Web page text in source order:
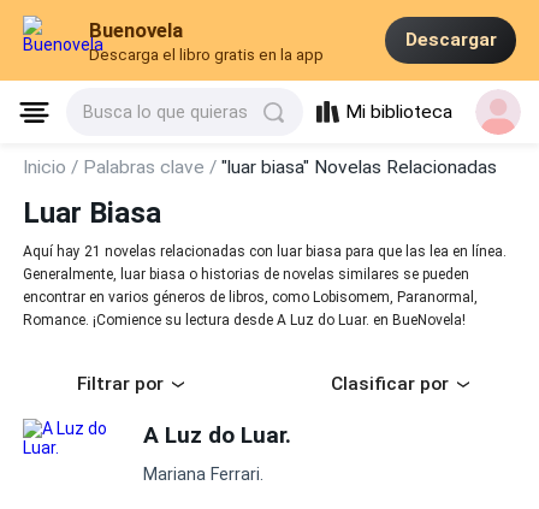
Buenovela
Descarga el libro gratis en la app
Descargar
Busca lo que quieras Mi biblioteca
Inicio / Palabras clave /"luar biasa" Novelas Relacionadas
Luar Biasa
Aquí hay 21 novelas relacionadas con luar biasa para que las lea en línea.
Generalmente, luar biasa o historias de novelas similares se pueden
encontrar en varios géneros de libros, como Lobisomem, Paranormal,
Romance. ¡Comience su lectura desde A Luz do Luar. en BueNovela!
Filtrar por Clasificar por
A Luz do Luar.
Mariana Ferrari.